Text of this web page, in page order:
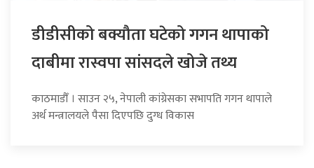
डीडीसीको बक्यौता घटेको गगन थापाको
दाबीमा रास्वपा सांसदले खोजे तथ्य
काठमाडौँ । साउन २५, नेपाली कांग्रेसका सभापति गगन थापाले
अर्थ मन्त्रालयले पैसा दिएपछि दुग्ध विकास